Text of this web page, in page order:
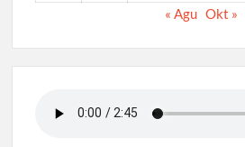
« Agu Okt »